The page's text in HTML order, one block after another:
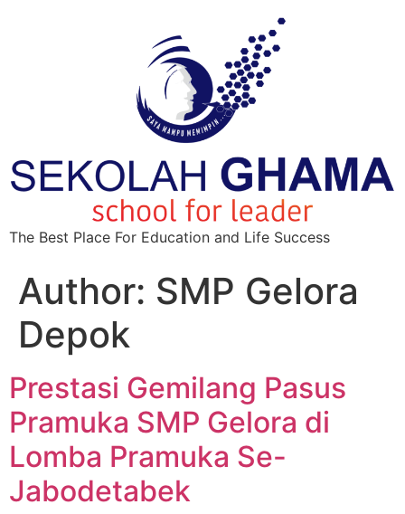
The Best Place For Education and Life Success
Author: SMP Gelora
Depok
Prestasi Gemilang Pasus
Pramuka SMP Gelora di
Lomba Pramuka Se-
Jabodetabek